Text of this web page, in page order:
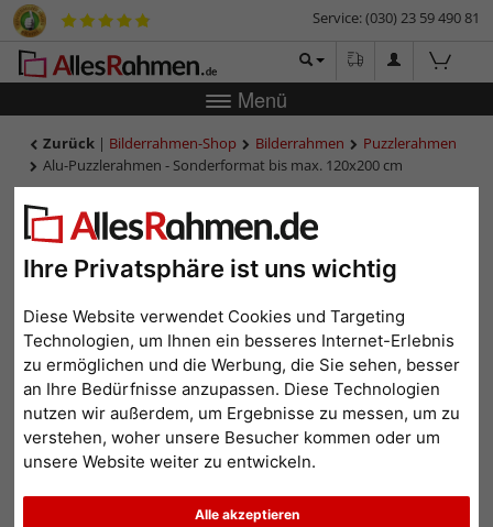
Ihre Privatsphäre ist uns wichtig
Diese Website verwendet Cookies und Targeting
Technologien, um Ihnen ein besseres Internet-Erlebnis
zu ermöglichen und die Werbung, die Sie sehen, besser
an Ihre Bedürfnisse anzupassen. Diese Technologien
nutzen wir außerdem, um Ergebnisse zu messen, um zu
verstehen, woher unsere Besucher kommen oder um
unsere Website weiter zu entwickeln.
Alle akzeptieren
Service: (030) 23 59 490 81
Menü
Zurück | Bilderrahmen-Shop Bilderrahmen
Puzzlerahmen
Alu-Puzzlerahmen - Sonderformat bis max. 120x200 cm
Alu-Puzzlerahmen -
Sonderformat bis max.
120x200 cm